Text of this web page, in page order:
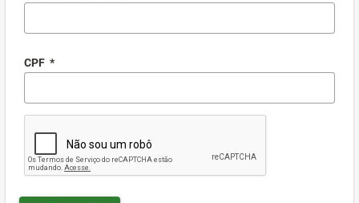
CPF *